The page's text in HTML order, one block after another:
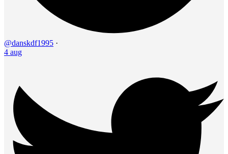
@danskdf1995 ·
4 aug